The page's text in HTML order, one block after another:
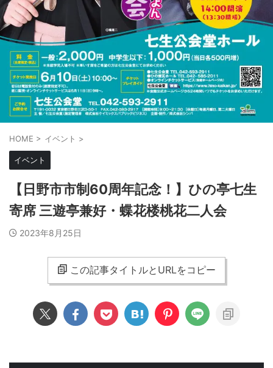
HOME > イベント >
イベント
【日野市市制60周年記念！】ひの亭七生
寄席 三遊亭兼好・蝶花楼桃花二人会
2023年8月25日
この記事タイトルとURLをコピー